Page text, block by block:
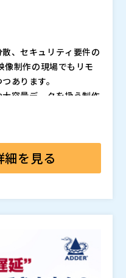
、セキュリティ要件の
像制作の現場でもリモ
あります。
容量データを扱う制作
制作環境の整備は、生
下につながります。特
調整を伴う工程では、
のタイミングがわずか
う、結果としてリモー
ィスに戻って作業せざ
はないでしょうか。
と映像の同期精度その
、こうしたズレは致命
像制作に携わる方に向
細を見る